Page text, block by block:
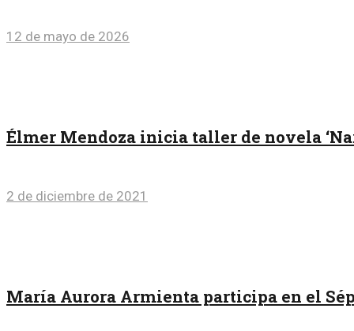
12 de mayo de 2026
Élmer Mendoza inicia taller de novela
2 de diciembre de 2021
María Aurora Armienta participa en el